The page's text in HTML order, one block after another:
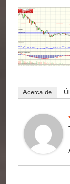
Acerca de